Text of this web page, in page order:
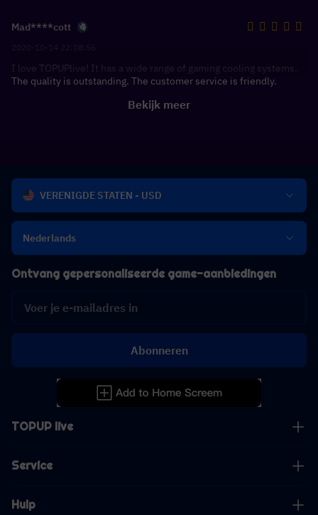
Mad****cott
I love TOPUPlive! It has a wide range of gaming cooling systems.
The quality is outstanding. The customer service is friendly.
Bekijk meer
VERENIGDE STATEN - USD
Nederlands
TOPUP live
Service
Hulp
Ontvang gepersonaliseerde game-aanbiedingen
Abonneren